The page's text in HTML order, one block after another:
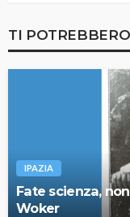
TI
IPAZIA
Fate scienza,
Woker